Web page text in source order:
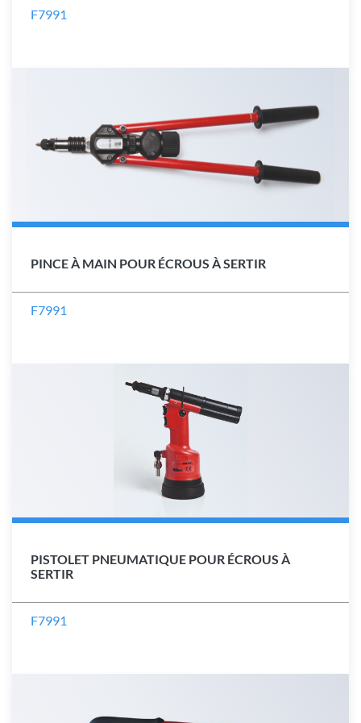
F7991
PINCE À MAIN POUR ÉCROUS À SERTIR
F7991
PISTOLET PNEUMATIQUE POUR ÉCROUS À
SERTIR
F7991